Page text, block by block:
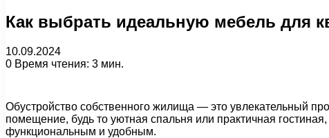
Как выбрать идеальную мебель для
10.09.2024
0 Время чтения: 3 мин.
Обустройство собственного жилища — это увлекательный
помещение, будь то уютная спальня или практичная
функциональным и удобным.